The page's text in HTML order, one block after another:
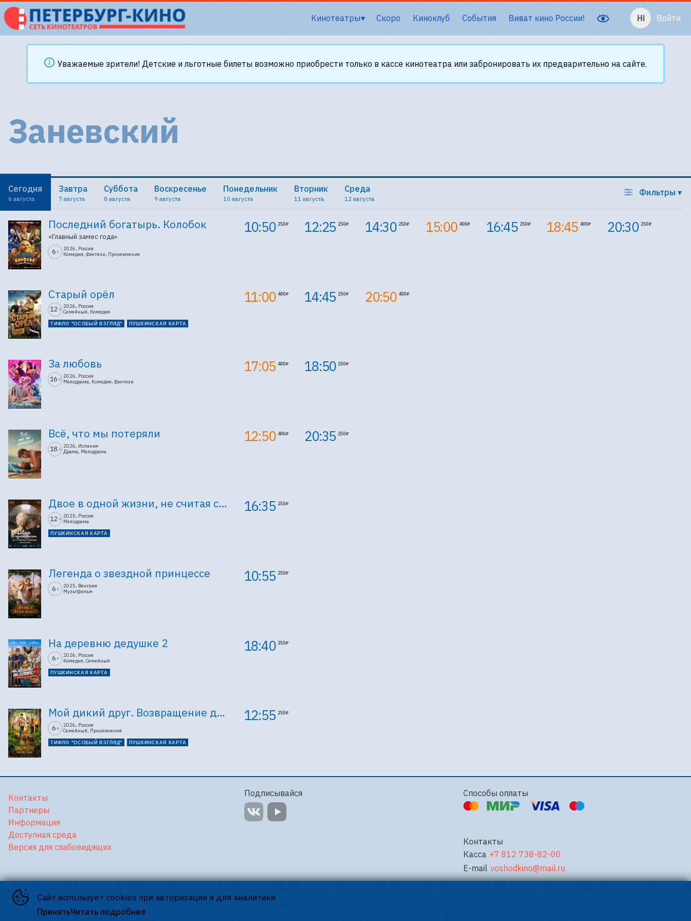
Кинотеатры Скоро Киноклуб События Виват кино России! Войти
Уважаемые зрители! Детские и льготные билеты возможно приобрести только в кассе кинотеатра или забронировать их предварительно на сайте.
Заневский
Сегодня
6 августа
Завтра
7 августа
Суббота
8 августа
Воскресенье
9 августа
Понедельник
10 августа
Вторник
11 августа
Среда
12 августа
Фильтры ▾
Последний богатырь. Колобок
«Главный замес года»
6+
2026, Россия
Комедия, Фэнтези, Приключения
10:50 250 ₽ 12:25 250 ₽ 14:30 250 ₽ 15:00 400 ₽ 16:45 250 ₽ 18:45 400 ₽ 20:30 250 ₽
Старый орёл
12+ 2026, Россия
Семейный, Комедия
ТИФЛО "ОСОБЫЙ ВЗГЛЯД" ПУШКИНСКАЯ КАРТА
11:00 400 ₽ 14:45 250 ₽ 20:50 400 ₽
За любовь
16 + 2026, Россия
Мелодрама, Комедия, Фэнтези
17:05 400 ₽ 18:50 250 ₽
Всё, что мы потеряли
18 + 2026, Испания
Драма, Мелодрама
12:50 400 ₽ 20:35 250 ₽
Двое в одной жизни, не считая собаки
12+ 2025, Россия
Мелодрама
ПУШКИНСКАЯ КАРТА
16:35 250 ₽
Легенда о звездной принцессе
6+
2025, Венгрия
Мультфильм
10:55 250 ₽
На деревню дедушке 2
6+
2026, Россия
Комедия, Семейный
ПУШКИНСКАЯ КАРТА
18:40 250 ₽
Мой дикий друг. Возвращение домой
6+
2026, Россия
Семейный, Приключения
ТИФЛО "ОСОБЫЙ ВЗГЛЯД" ПУШКИНСКАЯ КАРТА
12:55 250 ₽
Сайт использует cookies при авторизации и для аналитики
ПринятьЧитать подробнее
Контакты
Партнеры
Информация
Доступная среда
Версия для слабовидящих
Подписывайся Способы оплаты
Контакты
Касса +7 812 738-82-00
E-mail voshodkino@mail.ru